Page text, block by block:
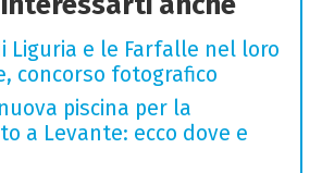
Liguria e le Farfalle nel loro
concorso fotografico
piscina per la
a Levante: ecco dove e